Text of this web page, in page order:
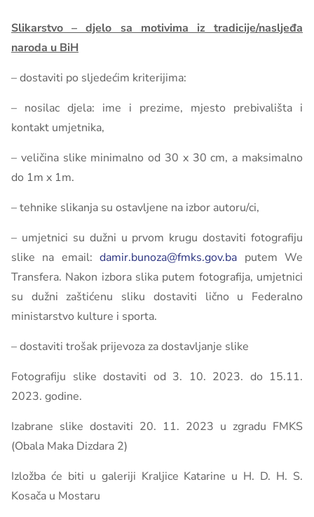
Slikarstvo – djelo sa motivima iz tradicije/nasljeđa
naroda u BiH
– dostaviti po sljedećim kriterijima:
– nosilac djela: ime i prezime, mjesto prebivališta i
kontakt umjetnika,
– veličina slike minimalno od 30 x 30 cm, a maksimalno
do 1m x 1m.
– tehnike slikanja su ostavljene na izbor autoru/ci,
– umjetnici su dužni u prvom krugu dostaviti fotografiju
slike na email:damir.bunoza@fmks.gov.ba putem We
Transfera. Nakon izbora slika putem fotografija, umjetnici
su dužni zaštićenu sliku dostaviti lično u Federalno
ministarstvo kulture i sporta.
– dostaviti trošak prijevoza za dostavljanje slike
Fotografiju slike dostaviti od 3. 10. 2023. do 15.11.
2023. godine.
Izabrane slike dostaviti 20. 11. 2023 u zgradu FMKS
(Obala Maka Dizdara 2)
Izložba će biti u galeriji Kraljice Katarine u H. D. H. S.
Kosača u Mostaru